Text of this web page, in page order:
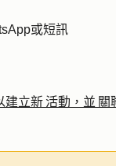
或短訊
建立新 活動，並 關